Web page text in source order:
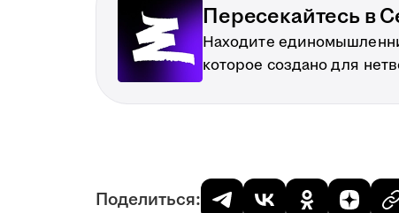
Пересекайтесь в
Находите
которое создано для
Поделиться: